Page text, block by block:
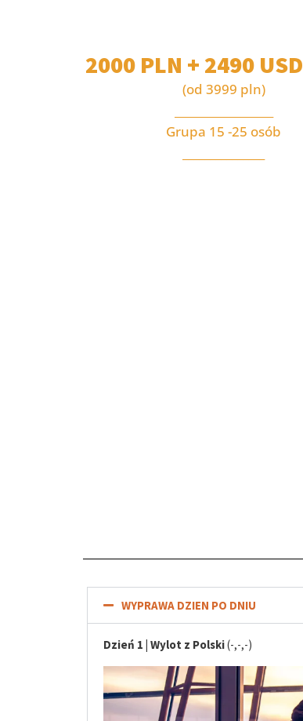
2000 PLN + 2490 USD
(od 3999 pln)
Grupa 15 -25 osób
WYPRAWA DZIEN PO DNIU
Dzień 1 | Wylot z Polski(-,-,-)